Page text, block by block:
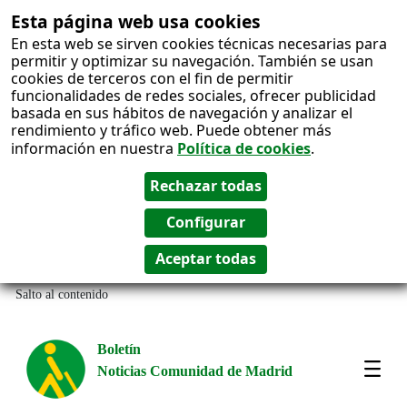
Esta página web usa cookies
En esta web se sirven cookies técnicas necesarias para
permitir y optimizar su navegación. También se usan
cookies de terceros con el fin de permitir
funcionalidades de redes sociales, ofrecer publicidad
basada en sus hábitos de navegación y analizar el
rendimiento y tráfico web. Puede obtener más
información en nuestra Política de cookies.
Salto al contenido
Boletín
Noticias Comunidad de Madrid